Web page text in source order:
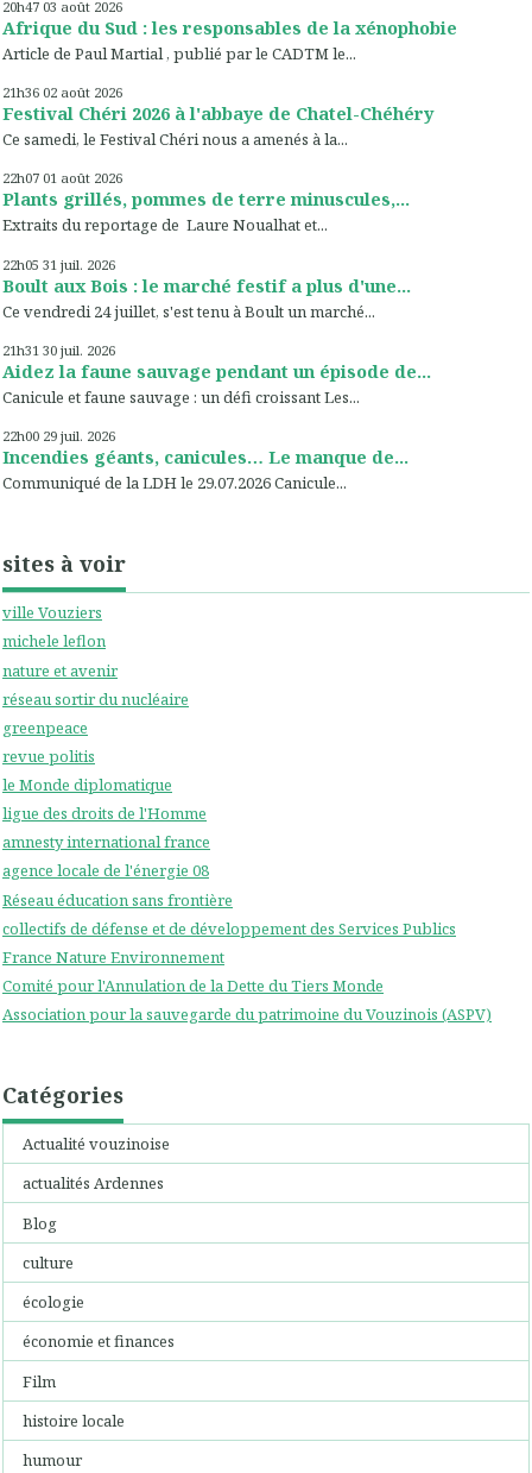
20h47 03 août 2026
Afrique du Sud : les responsables de la xénophobie
Article de Paul Martial , publié par le CADTM le...
21h36 02 août 2026
Festival Chéri 2026 à l'abbaye de Chatel-Chéhéry
Ce samedi, le Festival Chéri nous a amenés à la...
22h07 01 août 2026
Plants grillés, pommes de terre minuscules,...
Extraits du reportage de Laure Noualhat et...
22h05 31 juil. 2026
Boult aux Bois : le marché festif a plus d'une...
Ce vendredi 24 juillet, s'est tenu à Boult un marché...
21h31 30 juil. 2026
Aidez la faune sauvage pendant un épisode de...
Canicule et faune sauvage : un défi croissant Les...
22h00 29 juil. 2026
Incendies géants, canicules… Le manque de...
Communiqué de la LDH le 29.07.2026 Canicule...
sites à voir
ville Vouziers
michele leflon
nature et avenir
réseau sortir du nucléaire
greenpeace
revue politis
le Monde diplomatique
ligue des droits de l'Homme
amnesty international france
agence locale de l'énergie 08
Réseau éducation sans frontière
collectifs de défense et de développement des Services Publics
France Nature Environnement
Comité pour l'Annulation de la Dette du Tiers Monde
Association pour la sauvegarde du patrimoine du Vouzinois (ASPV)
Catégories
Actualité vouzinoise
actualités Ardennes
Blog
culture
écologie
économie et finances
Film
histoire locale
humour